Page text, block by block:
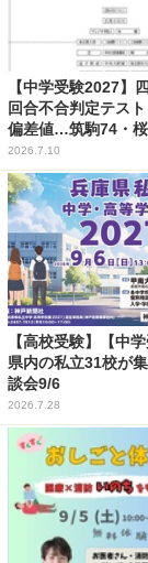
【中学受験2027】
回合不合判定テスト
偏差値…筑駒74・桜
2026.7.10
【高校受験】【中
県内の私立31校が
談会9/6
2026.7.28